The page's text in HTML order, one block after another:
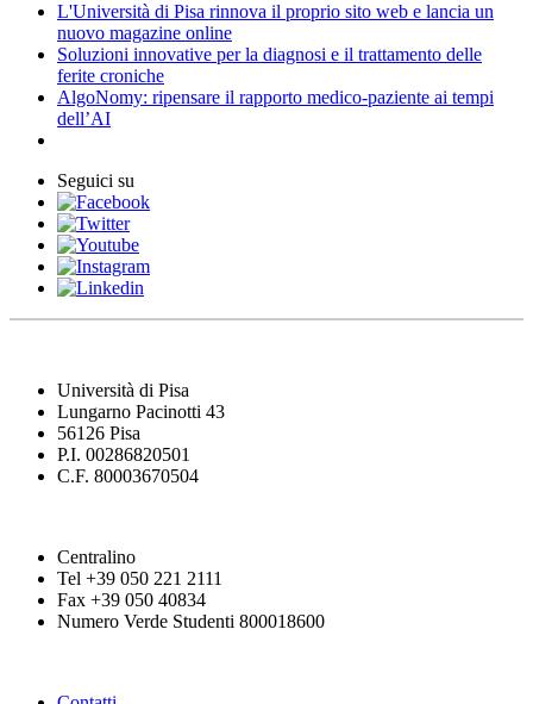
L'Università di Pisa rinnova il proprio sito web e lancia un
nuovo magazine online
Soluzioni innovative per la diagnosi e il trattamento delle
ferite croniche
AlgoNomy: ripensare il rapporto medico-paziente ai tempi
dell’AI
Seguici su
Università di Pisa
Lungarno Pacinotti 43
56126 Pisa
P.I. 00286820501
C.F. 80003670504
Centralino
Tel +39 050 221 2111
Fax +39 050 40834
Numero Verde Studenti 800018600